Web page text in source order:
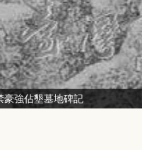
豪強佔墾墓地碑記